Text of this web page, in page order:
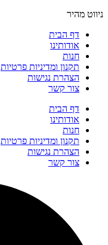
ניווט מהיר
דף הבית
אודותינו
חנות
תקנון ומדיניות פרטיות
הצהרת נגישות
צור קשר
דף הבית
אודותינו
חנות
תקנון ומדיניות פרטיות
הצהרת נגישות
צור קשר